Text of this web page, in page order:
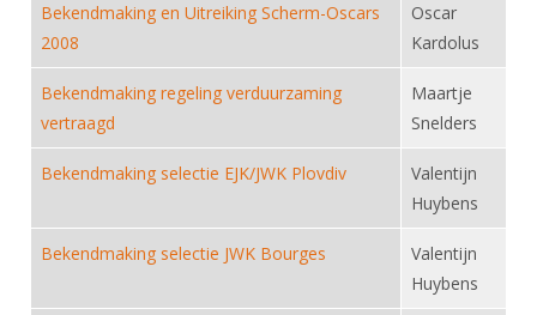
Oprichting Vereniging
Scheidsrechterslijst
Import inschrijvingen uit Nahouw
Verwerk wedstrijduitslagen
Infotheek
ALV
Touché
Bekendmaking en Uitreiking Scherm-Oscars
2008
Oscar
Kardolus
Bekendmaking regeling verduurzaming
vertraagd
Maartje
Snelders
Bekendmaking selectie EJK/JWK Plovdiv
Valentijn
Huybens
Bekendmaking selectie JWK Bourges
Valentijn
Huybens